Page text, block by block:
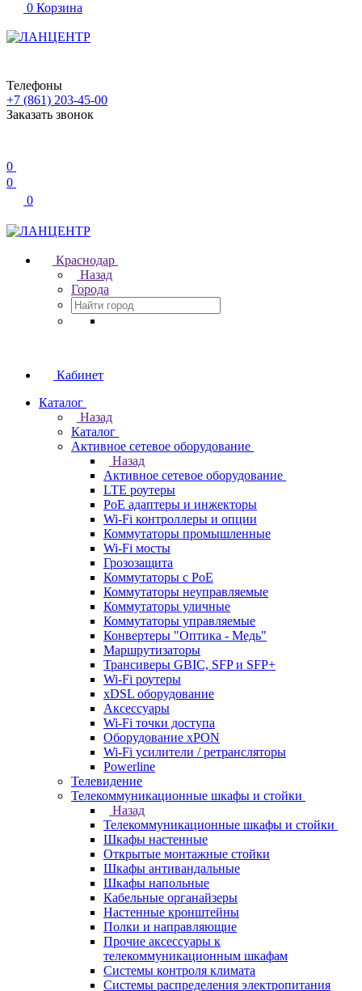
0 Корзина
Телефоны
+7 (861) 203-45-00
Заказать звонок
0
0
0
Краснодар
Назад
Города
Кабинет
Каталог
Назад
Каталог
Активное сетевое оборудование
Назад
Активное сетевое оборудование
LTE роутеры
PoE адаптеры и инжекторы
Wi-Fi контроллеры и опции
Коммутаторы промышленные
Wi-Fi мосты
Грозозащита
Коммутаторы c PoE
Коммутаторы неуправляемые
Коммутаторы уличные
Коммутаторы управляемые
Конвертеры "Оптика - Медь"
Маршрутизаторы
Трансиверы GBIC, SFP и SFP+
Wi-Fi роутеры
xDSL оборудование
Аксессуары
Wi-Fi точки доступа
Оборудование хPON
Wi-Fi усилители / ретрансляторы
Powerline
Телевидение
Телекоммуникационные шкафы и стойки
Назад
Телекоммуникационные шкафы и стойки
Шкафы настенные
Открытые монтажные стойки
Шкафы антивандальные
Шкафы напольные
Кабельные органайзеры
Настенные кронштейны
Полки и направляющие
Прочие аксессуары к
телекоммуникационным шкафам
Системы контроля климата
Системы распределения электропитания